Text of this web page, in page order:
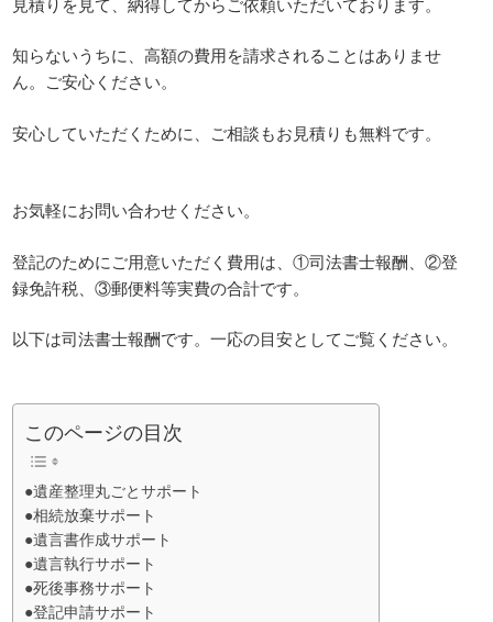
知らないうちに、高額の費用を請求されることはありませ
ん。ご安心ください。
安心していただくために、ご相談もお見積りも無料です。
お気軽にお問い合わせください。
登記のためにご用意いただく費用は、①司法書士報酬、②登
録免許税、③郵便料等実費の合計です。
以下は司法書士報酬です。一応の目安としてご覧ください。
このページの目次
●遺産整理丸ごとサポート
●相続放棄サポート
●遺言書作成サポート
●遺言執行サポート
●死後事務サポート
●登記申請サポート